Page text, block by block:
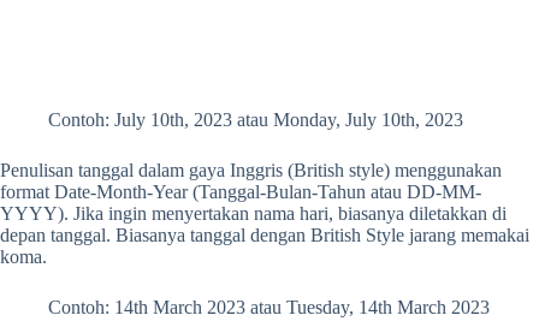
Contoh: July 10th, 2023 atau Monday, July 10th, 2023
Penulisan tanggal dalam gaya Inggris (British style) menggunakan
format Date-Month-Year (Tanggal-Bulan-Tahun atau DD-MM-
YYYY). Jika ingin menyertakan nama hari, biasanya diletakkan di
depan tanggal. Biasanya tanggal dengan British Style jarang memakai
koma.
Contoh: 14th March 2023 atau Tuesday, 14th March 2023